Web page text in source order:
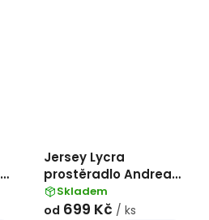
Jersey Lycra
prostěradlo Andrea
Simone boxspring -
Bright White (11-0601)
Skladem
od 699 Kč / ks